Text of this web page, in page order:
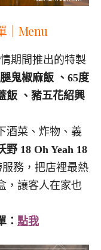
｜Menu
期間推出的特製
鬼椒麻飯 、65度
飯 、豬五花紹興
酒菜、炸物、義
野 18 Oh Yeah 18
務，把店裡最熱
，讓客人在家也
： 點我